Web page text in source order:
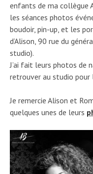
enfants de ma collègue
les séances photos
boudoir, pin-up, et les
d’Alison, 90 rue du
studio).
J’ai fait leurs photos de
retrouver au studio pour
Je remercie Alison et
quelques unes de leurs